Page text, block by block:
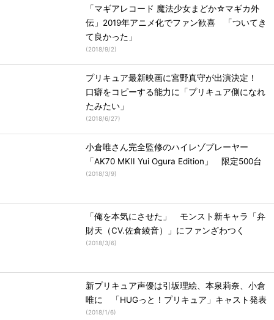
「マギアレコード 魔法少女まどか☆マギカ外
伝」2019年アニメ化でファン歓喜 「ついてき
て良かった」
(2018/9/2)
プリキュア最新映画に宮野真守が出演決定！
口癖をコピーする能力に「プリキュア側になれ
たみたい」
(2018/6/27)
小倉唯さん完全監修のハイレゾプレーヤー
「AK70 MKII Yui Ogura Edition」 限定500台
(2018/3/9)
「俺を本気にさせた」 モンスト新キャラ「弁
財天（CV.佐倉綾音）」にファンざわつく
(2018/3/6)
新プリキュア声優は引坂理絵、本泉莉奈、小倉
唯に 「HUGっと！プリキュア」キャスト発表
(2018/1/6)